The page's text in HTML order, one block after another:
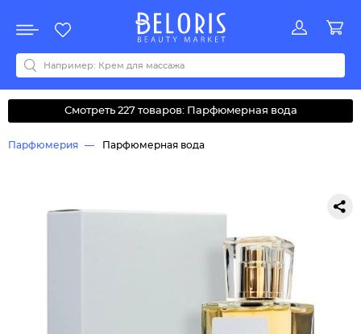
Акции
Все бренды
0-9ABCDEFGHIJKLMNOPQRSTUVWYZАБВДЗИМОКЛНПРСТУФ
Смотреть 227 товаров: Парфюмерная вода
Парфюмерия Парфюмерная вода